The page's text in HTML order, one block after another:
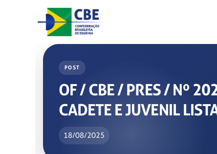
POST
OF / CBE / PRES / Nº
CADETE E JUVENIL
18/08/2025